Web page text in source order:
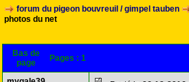
forum du pigeon bouvreuil / gimpel tauben
photos du net
Bas de
page
Pages : 1